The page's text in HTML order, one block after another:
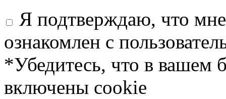
Я подтверждаю, что
ознакомлен с
*Убедитесь, что в вашем
включены cookie